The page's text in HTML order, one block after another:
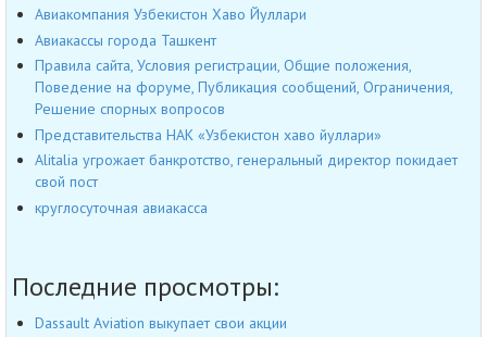
Авиакомпания Узбекистон Хаво Йуллари
Авиакассы города Ташкент
Правила сайта, Условия регистрации, Общие положения,
Поведение на форуме, Публикация сообщений, Ограничения,
Решение спорных вопросов
Представительства НАК «Узбекистон хаво йуллари»
Alitalia угрожает банкротство, генеральный директор покидает
свой пост
круглосуточная авиакасса
Последние просмотры:
Dassault Aviation выкупает свои акции